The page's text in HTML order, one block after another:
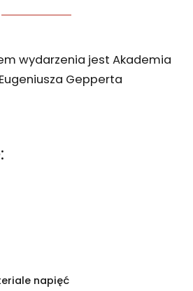
wydarzenia jest Akademia
Gepperta
napięć